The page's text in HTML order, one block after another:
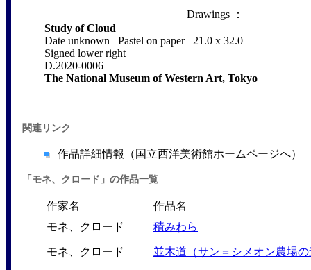
Drawings ：
Study of Cloud
Date unknown Pastel on paper 21.0 x 32.0
Signed lower right
D.2020-0006
The National Museum of Western Art, Tokyo
関連リンク
作品詳細情報（国立西洋美術館ホームページへ）
「モネ、クロード」の作品一覧
作家名
作品名
モネ、クロード
積みわら
モネ、クロード 並木道（サン＝シメオン農場